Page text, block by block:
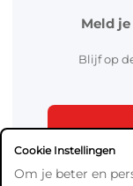
Meld
Blijf op
Cookie Instellingen
Om je beter en